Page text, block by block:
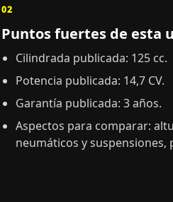
02
Puntos fuertes de esta
Cilindrada publicada: 125 cc.
Potencia publicada: 14,7 CV.
Garantía publicada: 3 años.
Aspectos para comparar:
neumáticos y